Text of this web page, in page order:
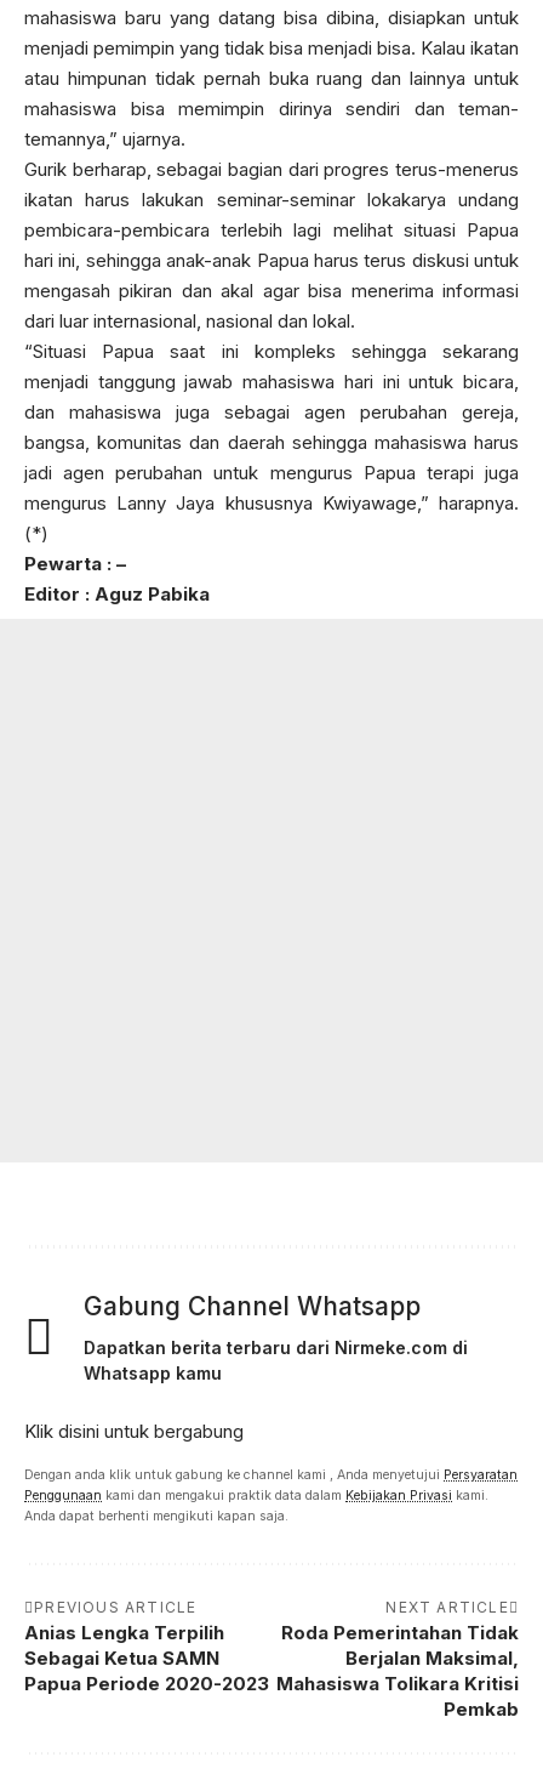
mahasiswa baru yang datang bisa dibina, disiapkan untuk
menjadi pemimpin yang tidak bisa menjadi bisa. Kalau ikatan
atau himpunan tidak pernah buka ruang dan lainnya untuk
mahasiswa bisa memimpin dirinya sendiri dan teman-
temannya,” ujarnya.
Gurik berharap, sebagai bagian dari progres terus-menerus
ikatan harus lakukan seminar-seminar lokakarya undang
pembicara-pembicara terlebih lagi melihat situasi Papua
hari ini, sehingga anak-anak Papua harus terus diskusi untuk
mengasah pikiran dan akal agar bisa menerima informasi
dari luar internasional, nasional dan lokal.
“Situasi Papua saat ini kompleks sehingga sekarang
menjadi tanggung jawab mahasiswa hari ini untuk bicara,
dan mahasiswa juga sebagai agen perubahan gereja,
bangsa, komunitas dan daerah sehingga mahasiswa harus
jadi agen perubahan untuk mengurus Papua terapi juga
mengurus Lanny Jaya khususnya Kwiyawage,” harapnya.
(*)
Pewarta : –
Editor : Aguz Pabika
Gabung Channel Whatsapp
Dapatkan berita terbaru dari Nirmeke.com di
Whatsapp kamu
Klik disini untuk bergabung
Dengan anda klik untuk gabung ke channel kami , Anda menyetujui Persyaratan
Penggunaan kami dan mengakui praktik data dalam Kebijakan Privasi kami.
Anda dapat berhenti mengikuti kapan saja.
PREVIOUS ARTICLE
Anias Lengka Terpilih
Sebagai Ketua SAMN
Papua Periode 2020-2023
NEXT ARTICLE
Roda Pemerintahan Tidak
Berjalan Maksimal,
Mahasiswa Tolikara Kritisi
Pemkab